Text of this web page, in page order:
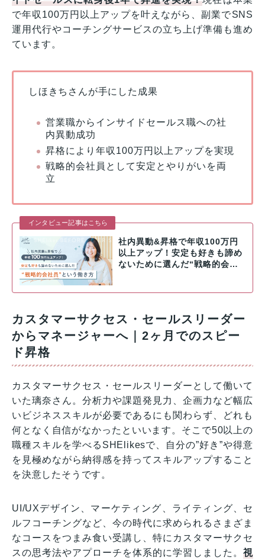
で年収100万円以上アップを叶えながら、副業でSNS
運用代行やコーチングサービスの立ち上げ準備も進め
ています。
しほきちさんが手にした成果
営業職からインサイドセールス職への社
内異動成功
昇格により年収100万円以上アップを実現
戦略的会社員として安定とやりがいを両
立
インタビュー記事はこちら
社内異動&昇格で年収100万円
以上アップ！安定も好きも諦め
ないために選んだ“戦略的会…
カスタマーサクセス・セールスリーダー
からマネージャーへ｜2ヶ月でのスピー
ド昇格
カスタマーサクセス・セールスリーダーとして働いて
いた璃奈さん。分析力や課題発見力、企画力など幅広
いビジネススキルが必要であるにも関わらず、どれも
何となく自信がなかったといいます。そこで50以上の
職種スキルを学べるSHElikesで、自分の”好き”や得意
を見極めながら納得感を持ってスキルアップすること
を決意したそうです。
UI/UXデザイン、マーケティング、ライティング、セ
ルフコーチングなど、今の時代に求められるさまざま
なコースをつまみ食い受講し、特にカスタマーサクセ
スの思考法やアプローチを体系的に学習しました。視